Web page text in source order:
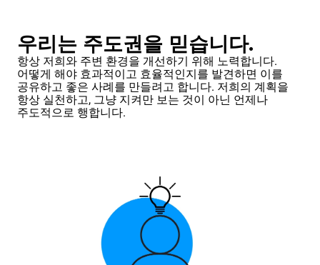
우리는 주도권을 믿습니다.
항상 저희와 주변 환경을 개선하기 위해 노력합니다.
어떻게 해야 효과적이고 효율적인지를 발견하면 이를
공유하고 좋은 사례를 만들려고 합니다. 저희의 계획을
항상 실천하고, 그냥 지켜만 보는 것이 아닌 언제나
주도적으로 행합니다.